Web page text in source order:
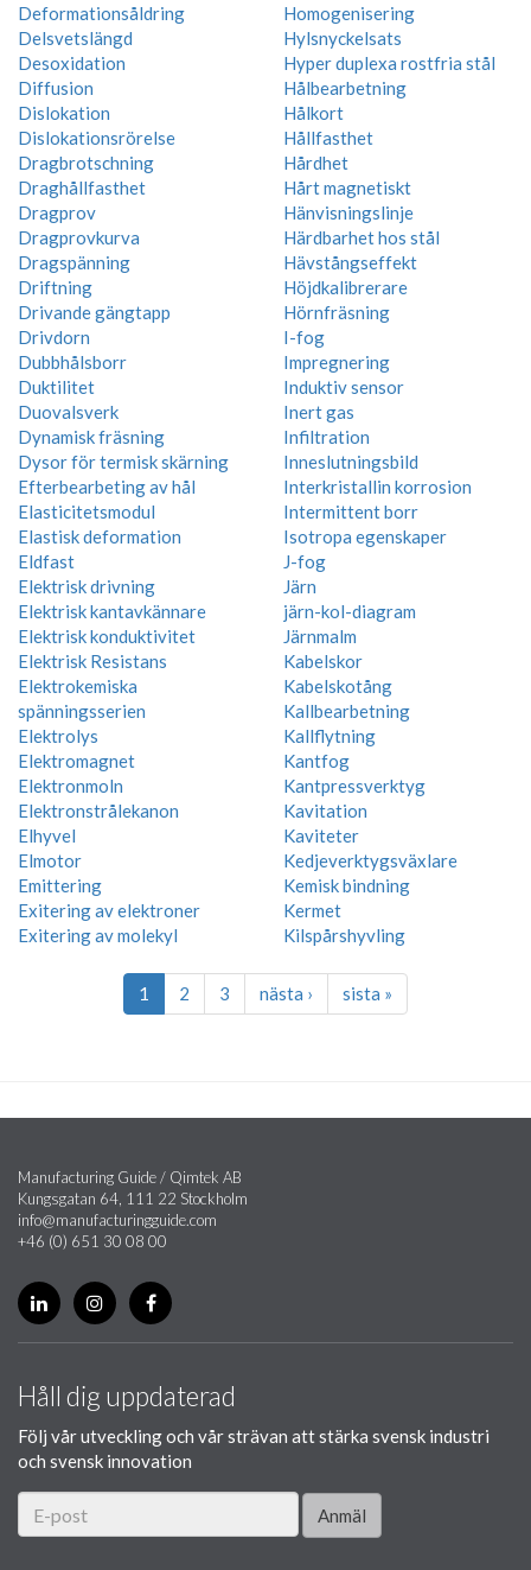
Deformationsåldring
Delsvetslängd
Desoxidation
Diffusion
Dislokation
Dislokationsrörelse
Dragbrotschning
Draghållfasthet
Dragprov
Dragprovkurva
Dragspänning
Driftning
Drivande gängtapp
Drivdorn
Dubbhålsborr
Duktilitet
Duovalsverk
Dynamisk fräsning
Dysor för termisk skärning
Efterbearbeting av hål
Elasticitetsmodul
Elastisk deformation
Eldfast
Elektrisk drivning
Elektrisk kantavkännare
Elektrisk konduktivitet
Elektrisk Resistans
Elektrokemiska
spänningsserien
Elektrolys
Elektromagnet
Elektronmoln
Elektronstrålekanon
Elhyvel
Elmotor
Emittering
Exitering av elektroner
Exitering av molekyl
Homogenisering
Hylsnyckelsats
Hyper duplexa rostfria stål
Hålbearbetning
Hålkort
Hållfasthet
Hårdhet
Hårt magnetiskt
Hänvisningslinje
Härdbarhet hos stål
Hävstångseffekt
Höjdkalibrerare
Hörnfräsning
I-fog
Impregnering
Induktiv sensor
Inert gas
Infiltration
Inneslutningsbild
Interkristallin korrosion
Intermittent borr
Isotropa egenskaper
J-fog
Järn
järn-kol-diagram
Järnmalm
Kabelskor
Kabelskotång
Kallbearbetning
Kallflytning
Kantfog
Kantpressverktyg
Kavitation
Kaviteter
Kedjeverktygsväxlare
Kemisk bindning
Kermet
Kilspårshyvling
1 2 3 nästa › sista »
Manufacturing Guide / Qimtek AB
Kungsgatan 64, 111 22 Stockholm
info@manufacturingguide.com
+46 (0) 651 30 08 00
Håll dig uppdaterad
Följ vår utveckling och vår strävan att stärka svensk industri
och svensk innovation
Anmäl